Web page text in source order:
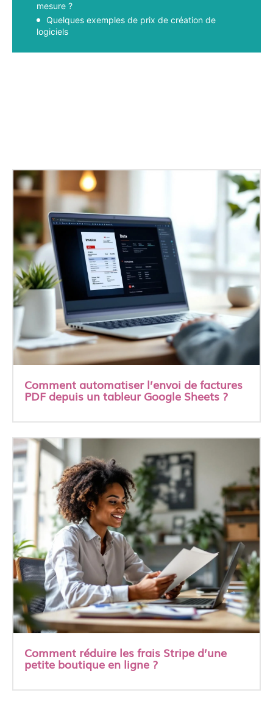
mesure ?
Quelques exemples de prix de création de
logiciels
Comment automatiser l’envoi de factures
PDF depuis un tableur Google Sheets ?
Comment réduire les frais Stripe d’une
petite boutique en ligne ?